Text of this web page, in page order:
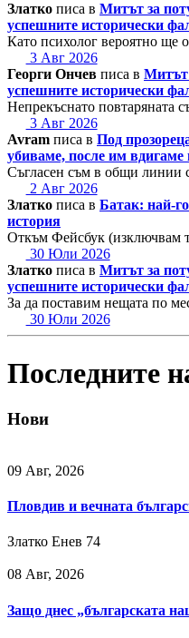
Златко писа в Митът за
успешните исторически
Като психолог вероятно ще
3 Авг 2026
Георги Ончев писа в Митът
успешните исторически
Непрекъснато повтаряната
3 Авг 2026
Avram писа в Под
убиваме, после им
Съгласен съм в общи линии
2 Авг 2026
Златко писа в Батак: най-
история
Откъм Фейсбук (изключвам
30 Юли 2026
Златко писа в Митът за
успешните исторически
За да поставим нещата по
30 Юли 2026
Последните
Нови
09 Авг, 2026
Пловдив и вечната
Златко Енев 74
08 Авг, 2026
Защо днес „българската